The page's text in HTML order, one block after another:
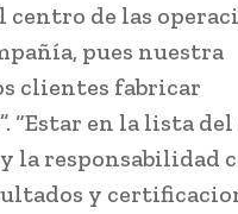
de las
pues nuestra
clientes fabricar
“Estar en la lista del
la responsabilidad
y